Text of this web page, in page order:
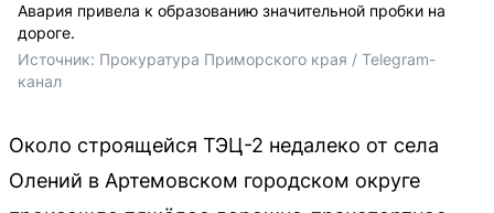
Авария привела к образованию значительной пробки на
дороге.
Источник: Прокуратура Приморского края / Telegram-
канал
Около строящейся ТЭЦ-2 недалеко от села
Олений в Артемовском городском округе